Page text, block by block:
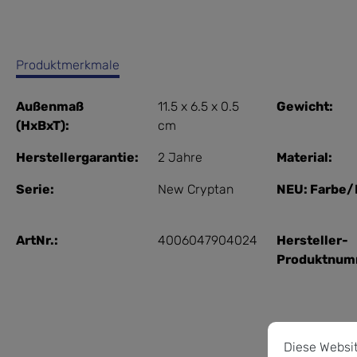
Produktmerkmale
Außenmaß
(HxBxT):
11.5 x 6.5 x 0.5
cm
Gewicht:
Herstellergarantie: 2 Jahre Material:
Serie: New Cryptan NEU:
ArtNr.: 4006047904024
Hersteller-
Cookie-
Diese Website
Diese